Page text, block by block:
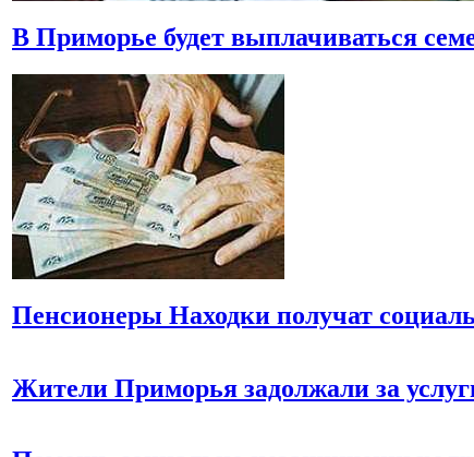
В Приморье будет выплачиваться
Пенсионеры Находки получат
Жители Приморья задолжали за